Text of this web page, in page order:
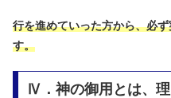
行を進めていった方から、必
す。
Ⅳ．神の御用とは、